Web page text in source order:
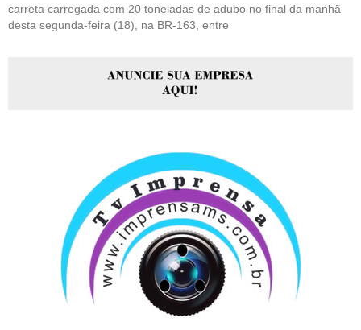
carreta carregada com 20 toneladas de adubo no final da manhã
desta segunda-feira (18), na BR-163, entre